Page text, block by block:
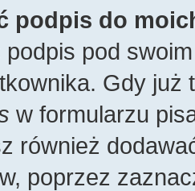
podpis do
pod
Gdy
w formularzu
również
poprzez